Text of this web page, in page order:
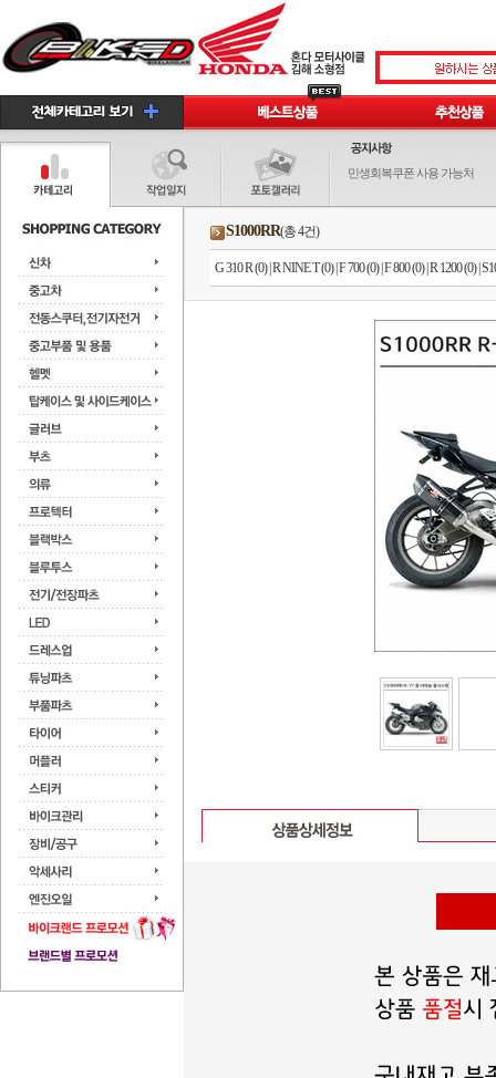
민생회복쿠폰 사용 가능처
S1000RR(총 4건)
G 310 R (0)|R NINE T (0)|F 700 (0)|F 800 (0)|R 1200 (0)|